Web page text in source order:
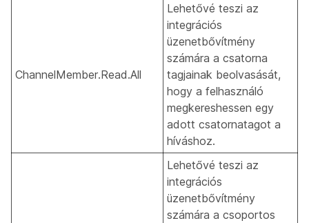
ChannelMember.Read.All
Lehetővé teszi az
integrációs
üzenetbővítmény
számára a csatorna
tagjainak beolvasását,
hogy a felhasználó
megkereshessen egy
adott csatornatagot a
híváshoz.
Lehetővé teszi az
integrációs
üzenetbővítmény
számára a csoportos